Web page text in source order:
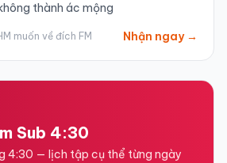
thành ác mộng
muốn về đích FM Nhận ngay →
Sub 4:30
4:30 — lịch tập cụ thể từng ngày